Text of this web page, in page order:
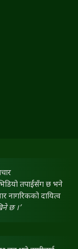
तपाईंसँग छ भने
नागरिकको दायित्व
छ ।’